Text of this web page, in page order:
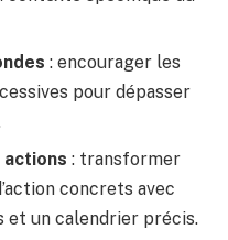
: encourager les
pour dépasser
actions : transformer
concrets avec
et un calendrier précis.